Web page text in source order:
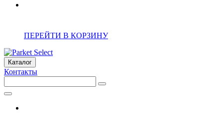
ПЕРЕЙТИ В КОРЗИНУ
Каталог
Контакты